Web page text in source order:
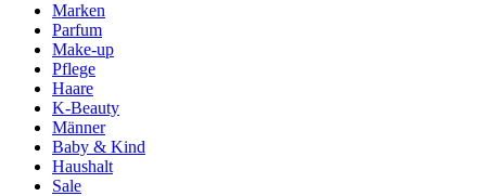
Marken
Parfum
Make-up
Pflege
Haare
K-Beauty
Männer
Baby & Kind
Haushalt
Sale